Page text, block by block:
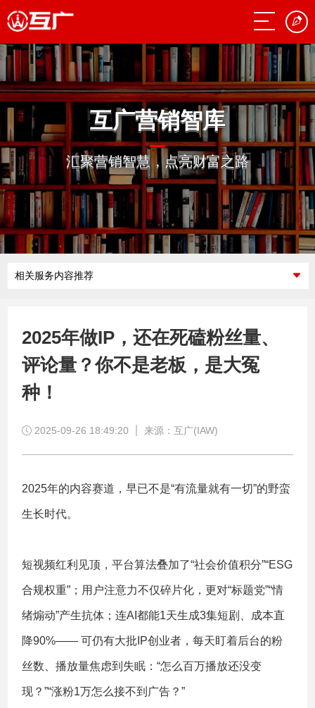
互广营销智库
汇聚营销智慧，点亮财富之路
相关服务内容推荐
2025年做IP，还在死磕粉丝量、
评论量？你不是老板，是大冤
种！
2025-09-26 18:49:20 来源：互广(IAW)
2025年的内容赛道，早已不是“有流量就有一切”的野蛮
生长时代。
短视频红利见顶，平台算法叠加了“社会价值积分”“ESG
合规权重”；用户注意力不仅碎片化，更对“标题党”“情
绪煽动”产生抗体；连AI都能1天生成3集短剧、成本直
降90%—— 可仍有大批IP创业者，每天盯着后台的粉
丝数、播放量焦虑到失眠：“怎么百万播放还没变
现？”“涨粉1万怎么接不到广告？”